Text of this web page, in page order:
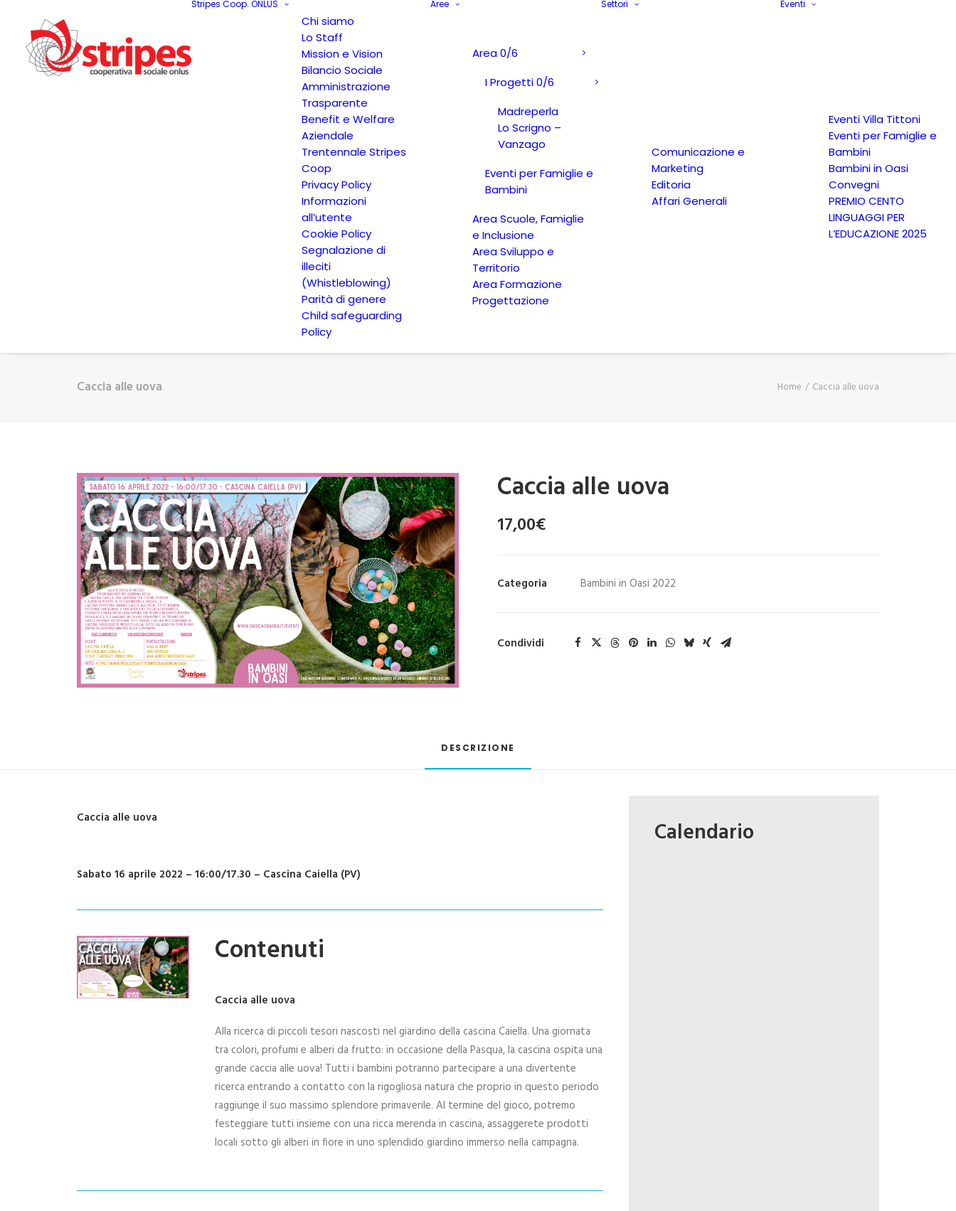
Stripes Coop. ONLUS
Chi siamo
Lo Staff
Mission e Vision
Bilancio Sociale
Amministrazione
Trasparente
Benefit e Welfare
Aziendale
Trentennale Stripes
Coop
Privacy Policy
Informazioni
all’utente
Cookie Policy
Segnalazione di
illeciti
(Whistleblowing)
Parità di genere
Child safeguarding
Policy
Aree
Area 0/6
I Progetti 0/6
Madreperla
Lo Scrigno –
Vanzago
Eventi per Famiglie e
Bambini
Area Scuole, Famiglie
e Inclusione
Area Sviluppo e
Territorio
Area Formazione
Progettazione
Settori
Comunicazione e
Marketing
Editoria
Affari Generali
Eventi
Eventi Villa Tittoni
Eventi per Famiglie e
Bambini
Bambini in Oasi
Convegni
PREMIO CENTO
LINGUAGGI PER
L’EDUCAZIONE 2025
Caccia alle uova Home Caccia alle uova
Caccia alle uova
17,00€
Categoria Bambini in Oasi 2022
Condividi
DESCRIZIONE
Caccia alle uova
Sabato 16 aprile 2022 – 16:00/17.30 – Cascina Caiella (PV)
Contenuti
Caccia alle uova
Alla ricerca di piccoli tesori nascosti nel giardino della cascina Caiella. Una giornata
tra colori, profumi e alberi da frutto: in occasione della Pasqua, la cascina ospita una
grande caccia alle uova! Tutti i bambini potranno partecipare a una divertente
ricerca entrando a contatto con la rigogliosa natura che proprio in questo periodo
raggiunge il suo massimo splendore primaverile. Al termine del gioco, potremo
festeggiare tutti insieme con una ricca merenda in cascina, assaggerete prodotti
locali sotto gli alberi in fiore in uno splendido giardino immerso nella campagna.
Calendario